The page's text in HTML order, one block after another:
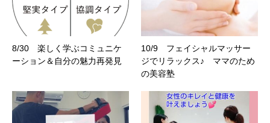
8/30 楽しく学ぶコミュニケ
ーション＆自分の魅力再発見
10/9 フェイシャルマッサー
ジでリラックス♪ ママのため
の美容塾